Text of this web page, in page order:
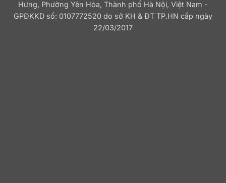
Hưng, Phường Yên Hòa, Thành phố Hà Nội, Việt Nam -
GPĐKKD số: 0107772520 do sở KH & ĐT TP.HN cấp ngày
22/03/2017